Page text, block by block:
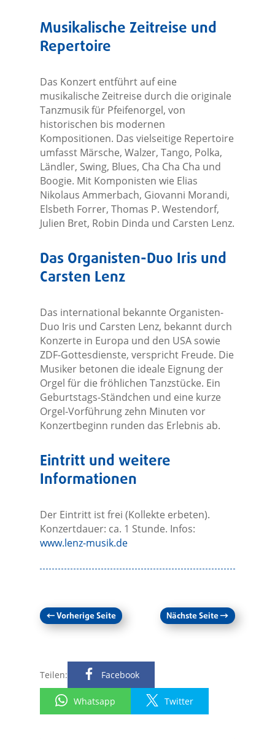
Musikalische Zeitreise und
Repertoire
Das Konzert entführt auf eine
musikalische Zeitreise durch die originale
Tanzmusik für Pfeifenorgel, von
historischen bis modernen
Kompositionen. Das vielseitige Repertoire
umfasst Märsche, Walzer, Tango, Polka,
Ländler, Swing, Blues, Cha Cha Cha und
Boogie. Mit Komponisten wie Elias
Nikolaus Ammerbach, Giovanni Morandi,
Elsbeth Forrer, Thomas P. Westendorf,
Julien Bret, Robin Dinda und Carsten Lenz.
Das Organisten-Duo Iris und
Carsten Lenz
Das international bekannte Organisten-
Duo Iris und Carsten Lenz, bekannt durch
Konzerte in Europa und den USA sowie
ZDF-Gottesdienste, verspricht Freude. Die
Musiker betonen die ideale Eignung der
Orgel für die fröhlichen Tanzstücke. Ein
Geburtstags-Ständchen und eine kurze
Orgel-Vorführung zehn Minuten vor
Konzertbeginn runden das Erlebnis ab.
Eintritt und weitere
Informationen
Der Eintritt ist frei (Kollekte erbeten).
Konzertdauer: ca. 1 Stunde. Infos:
www.lenz-musik.de
←Vorherige Seite Nächste Seite→
Teilen: Facebook
Whatsapp Twitter